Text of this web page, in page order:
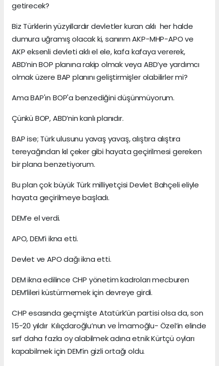
getirecek?
Biz Türklerin yüzyıllardır devletler kuran aklı her halde
dumura uğramış olacak ki, sanırım AKP-MHP-APO ve
AKP eksenli devleti aklı el ele, kafa kafaya vererek,
ABD’nin BOP planına rakip olmak veya ABD’ye yardımcı
olmak üzere BAP planını geliştirmişler olabilirler mi?
Ama BAP'ın BOP'a benzediğini düşünmüyorum.
Çünkü BOP, ABD’nin kanlı planıdır.
BAP ise; Türk ulusunu yavaş yavaş, alıştıra alıştıra
tereyağından kıl çeker gibi hayata geçirilmesi gereken
bir plana benzetiyorum.
Bu plan çok büyük Türk milliyetçisi Devlet Bahçeli eliyle
hayata geçirilmeye başladı.
DEM’e el verdi.
APO, DEM’i ikna etti.
Devlet ve APO dağı ikna etti.
DEM ikna edilince CHP yönetim kadroları mecburen
DEM’lileri küstürmemek için devreye girdi.
CHP esasında geçmişte Atatürk’ün partisi olsa da, son
15-20 yıldır Kılıçdaroğlu’nun ve İmamoğlu- Özel’in elinde
sırf daha fazla oy alabilmek adına etnik Kürtçü oyları
kapabilmek için DEM’in gizli ortağı oldu.